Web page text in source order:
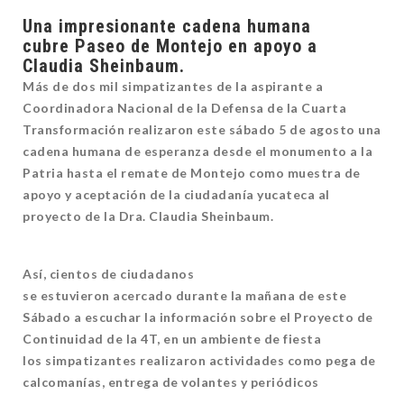
Una impresionante cadena humana
cubre Paseo de Montejo en apoyo a
Claudia Sheinbaum.
Más de dos mil simpatizantes de la aspirante a
Coordinadora Nacional de la Defensa de la Cuarta
Transformación realizaron este sábado 5 de agosto una
cadena humana de esperanza desde el monumento a la
Patria hasta el remate de Montejo como muestra de
apoyo y aceptación de la ciudadanía yucateca al
proyecto de la Dra. Claudia Sheinbaum.
Así, cientos de ciudadanos
se estuvieron acercado durante la mañana de este
Sábado a escuchar la información sobre el Proyecto de
Continuidad de la 4T, en un ambiente de fiesta
los simpatizantes realizaron actividades como pega de
calcomanías, entrega de volantes y periódicos